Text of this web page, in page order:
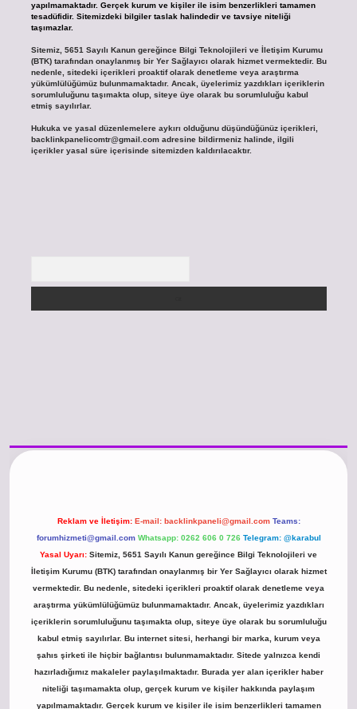
yapılmamaktadır. Gerçek kurum ve kişiler ile isim benzerlikleri tamamen
tesadüfidir. Sitemizdeki bilgiler taslak halindedir ve tavsiye niteliği
taşımazlar.
Sitemiz, 5651 Sayılı Kanun gereğince Bilgi Teknolojileri ve İletişim Kurumu
(BTK) tarafından onaylanmış bir Yer Sağlayıcı olarak hizmet vermektedir. Bu
nedenle, sitedeki içerikleri proaktif olarak denetleme veya araştırma
yükümlülüğümüz bulunmamaktadır. Ancak, üyelerimiz yazdıkları içeriklerin
sorumluluğunu taşımakta olup, siteye üye olarak bu sorumluluğu kabul
etmiş sayılırlar.
Hukuka ve yasal düzenlemelere aykırı olduğunu düşündüğünüz içerikleri,
backlinkpanelicomtr@gmail.comadresine bildirmeniz halinde, ilgili
içerikler yasal süre içerisinde sitemizden kaldırılacaktır.
Reklam ve İletişim: E-mail: backlinkpaneli@gmail.com Teams:
forumhizmeti@gmail.com Whatsapp: 0262 606 0 726 Telegram: @karabul
Yasal Uyarı: Sitemiz, 5651 Sayılı Kanun gereğince Bilgi Teknolojileri ve
İletişim Kurumu (BTK) tarafından onaylanmış bir Yer Sağlayıcı olarak hizmet
vermektedir. Bu nedenle, sitedeki içerikleri proaktif olarak denetleme veya
araştırma yükümlülüğümüz bulunmamaktadır. Ancak, üyelerimiz yazdıkları
içeriklerin sorumluluğunu taşımakta olup, siteye üye olarak bu sorumluluğu
kabul etmiş sayılırlar. Bu internet sitesi, herhangi bir marka, kurum veya
şahıs şirketi ile hiçbir bağlantısı bulunmamaktadır. Sitede yalnızca kendi
hazırladığımız makaleler paylaşılmaktadır. Burada yer alan içerikler haber
niteliği taşımamakta olup, gerçek kurum ve kişiler hakkında paylaşım
yapılmamaktadır. Gerçek kurum ve kişiler ile isim benzerlikleri tamamen